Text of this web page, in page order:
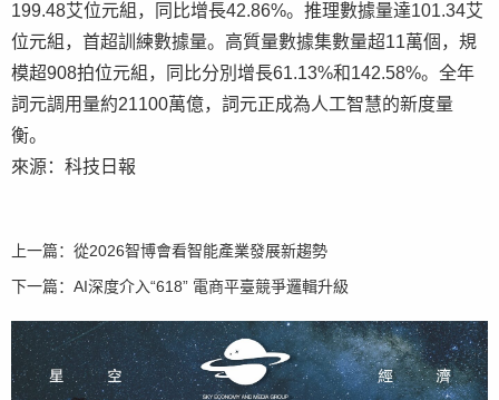
199.48艾位元組，同比增長42.86%。推理數據量達101.34艾
位元組，首超訓練數據量。高質量數據集數量超11萬個，規
模超908拍位元組，同比分別增長61.13%和142.58%。全年
詞元調用量約21100萬億，詞元正成為人工智慧的新度量
衡。
來源：科技日報
上一篇： 從2026智博會看智能產業發展新趨勢
下一篇： AI深度介入“618” 電商平臺競爭邏輯升級